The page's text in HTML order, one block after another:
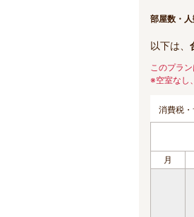
部屋数・
以下は、
このプラ
※空室なし
消費税
月